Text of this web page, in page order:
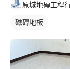
原城地磚工程
磁磚地板